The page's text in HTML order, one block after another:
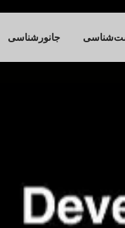
جانورشناسی